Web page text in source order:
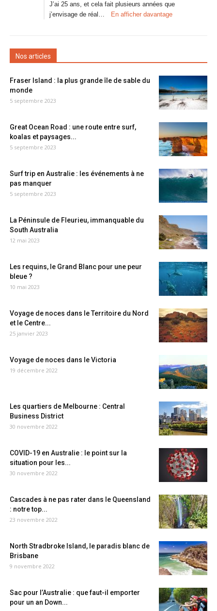
J’ai 25 ans, et cela fait plusieurs années que
j’envisage de réal…
En afficher davantage
Nos articles
Fraser Island : la plus grande île de sable du
monde
5 septembre 2023
Great Ocean Road : une route entre surf,
koalas et paysages...
5 septembre 2023
Surf trip en Australie : les événements à ne
pas manquer
5 septembre 2023
La Péninsule de Fleurieu, immanquable du
South Australia
12 mai 2023
Les requins, le Grand Blanc pour une peur
bleue ?
10 mai 2023
Voyage de noces dans le Territoire du Nord
et le Centre...
25 janvier 2023
Voyage de noces dans le Victoria
19 décembre 2022
Les quartiers de Melbourne : Central
Business District
30 novembre 2022
COVID-19 en Australie : le point sur la
situation pour les...
30 novembre 2022
Cascades à ne pas rater dans le Queensland
: notre top...
23 novembre 2022
North Stradbroke Island, le paradis blanc de
Brisbane
9 novembre 2022
Sac pour l’Australie : que faut-il emporter
pour un an Down...